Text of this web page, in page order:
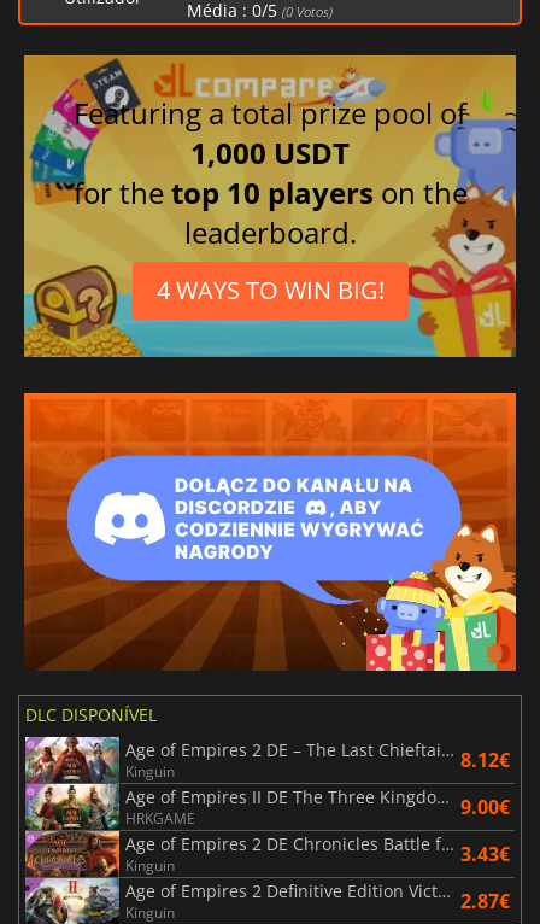
Média : 0/5 (0Votos)
Featuring a total prize pool of
1,000 USDT
for thetop 10 players on the
leaderboard.
4 WAYS TO WIN BIG!
DLC DISPONÍVEL
Age of Empires 2 DE – The Last Chieftains
Kinguin 8.12€
Age of Empires II DE The Three Kingdoms
HRKGAME 9.00€
Age of Empires 2 DE Chronicles Battle for Greece
Kinguin 3.43€
Age of Empires 2 Definitive Edition Victors and Vanquished
Kinguin 2.87€